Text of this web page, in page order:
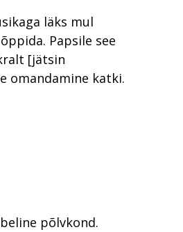
läks mul
Papsile see
[jätsin
omandamine katki.
põlvkond.